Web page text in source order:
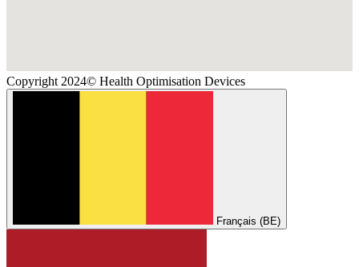
Copyright 2024© Health Optimisation Devices
Français (BE)